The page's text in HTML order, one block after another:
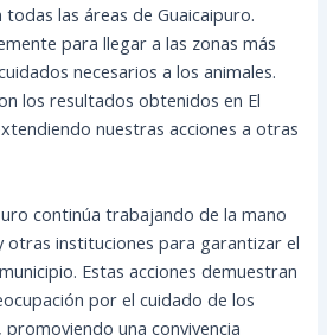
las áreas de Guaicaipuro.
para llegar a las zonas más
necesarios a los animales.
los resultados obtenidos en El
nuestras acciones a otras
continúa trabajando de la mano
otras instituciones para garantizar el
Estas acciones demuestran
por el cuidado de los
una convivencia